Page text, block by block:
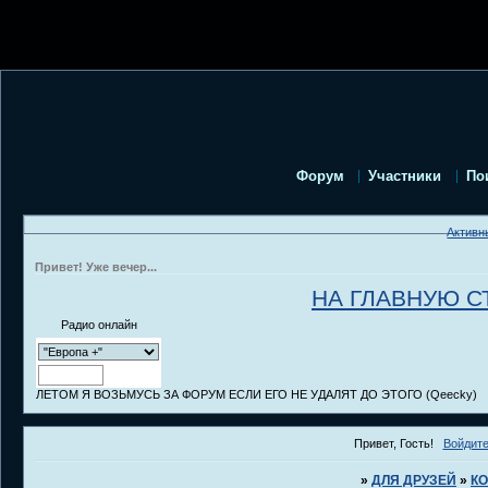
Форум Участники
Привет! Уже вечер...
НА ГЛАВНУЮ
Радио онлайн
ЛЕТОМ Я ВОЗЬМУСЬ ЗА ФОРУМ ЕСЛИ ЕГО НЕ УДАЛЯТ ДО ЭТОГО (Qeecky)
Привет, Гость! Войдите
» ДЛЯ ДРУЗЕЙ »